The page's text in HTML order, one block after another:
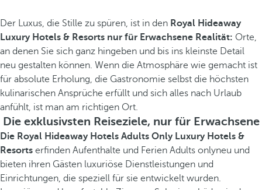
Der Luxus, die Stille zu spüren, ist in den Royal Hideaway
Luxury Hotels & Resorts nur für Erwachsene Realität: Orte,
an denen Sie sich ganz hingeben und bis ins kleinste Detail
neu gestalten können. Wenn die Atmosphäre wie gemacht ist
für absolute Erholung, die Gastronomie selbst die höchsten
kulinarischen Ansprüche erfüllt und sich alles nach Urlaub
anfühlt, ist man am richtigen Ort.
Die exklusivsten Reiseziele, nur für Erwachsene
Die Royal Hideaway Hotels Adults Only Luxury Hotels &
Resorts erfinden Aufenthalte und Ferien Adults onlyneu und
bieten ihren Gästen luxuriöse Dienstleistungen und
Einrichtungen, die speziell für sie entwickelt wurden.